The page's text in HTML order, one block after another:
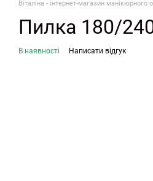
Віталіна - інтернет-магазин манікюрного
Пилка 180/
В наявності Написати відгук